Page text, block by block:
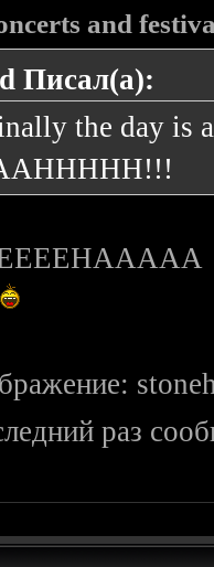
and
Писал(а):
the day is
раз